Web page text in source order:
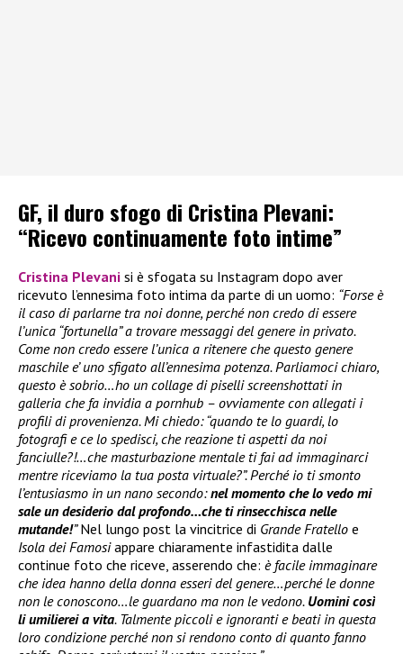
GF, il duro sfogo di Cristina Plevani:
“Ricevo continuamente foto intime”
Cristina Plevani si è sfogata su Instagram dopo aver
ricevuto l’ennesima foto intima da parte di un uomo: “Forse è
il caso di parlarne tra noi donne, perché non credo di essere
l’unica “fortunella” a trovare messaggi del genere in privato.
Come non credo essere l’unica a ritenere che questo genere
maschile e’ uno sfigato all’ennesima potenza. Parliamoci chiaro,
questo è sobrio…ho un collage di piselli screenshottati in
galleria che fa invidia a pornhub – ovviamente con allegati i
profili di provenienza. Mi chiedo: “quando te lo guardi, lo
fotografi e ce lo spedisci, che reazione ti aspetti da noi
fanciulle?!…che masturbazione mentale ti fai ad immaginarci
mentre riceviamo la tua posta virtuale?”. Perché io ti smonto
l’entusiasmo in un nano secondo:nel momento che lo vedo mi
sale un desiderio dal profondo…che ti rinsecchisca nelle
mutande!”Nel lungo post la vincitrice di Grande Fratello e
Isola dei Famosiappare chiaramente infastidita dalle
continue foto che riceve, asserendo che: è facile immaginare
che idea hanno della donna esseri del genere…perché le donne
non le conoscono…le guardano ma non le vedono. Uomini così
li umilierei a vita. Talmente piccoli e ignoranti e beati in questa
loro condizione perché non si rendono conto di quanto fanno